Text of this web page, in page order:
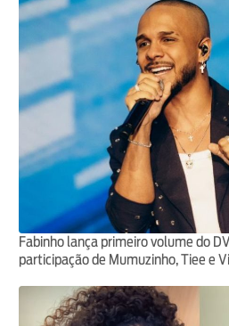
Fabinho lança primeiro volume do
participação de Mumuzinho, Tiee e